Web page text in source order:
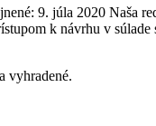
9. júla 2020 Naša
k návrhu v
vyhradené.